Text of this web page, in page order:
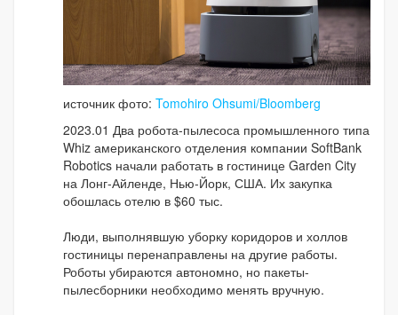
источник фото: Tomohiro Ohsumi/Bloomberg
2023.01 Два робота-пылесоса промышленного типа
Whiz американского отделения компании SoftBank
Robotics начали работать в гостинице Garden City
на Лонг-Айленде, Нью-Йорк, США. Их закупка
обошлась отелю в $60 тыс.
Люди, выполнявшую уборку коридоров и холлов
гостиницы перенаправлены на другие работы.
Роботы убираются автономно, но пакеты-
пылесборники необходимо менять вручную.